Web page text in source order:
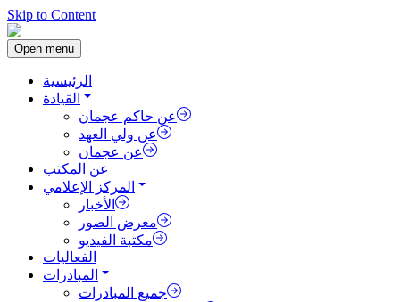
Skip to Content
Open menu
الرئيسية
القيادة
عن حاكم عجمان
عن ولي العهد
عن عجمان
عن المكتب
المركز الإعلامي
الأخبار
معرض الصور
مكتبة الفيديو
الفعاليات
المبادرات
جميع المبادرات